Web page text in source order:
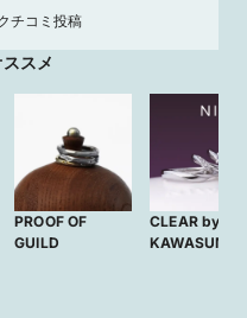
チコミ投稿
スメ
PROOF OF
GUILD
CLEAR by
KAWASUMI